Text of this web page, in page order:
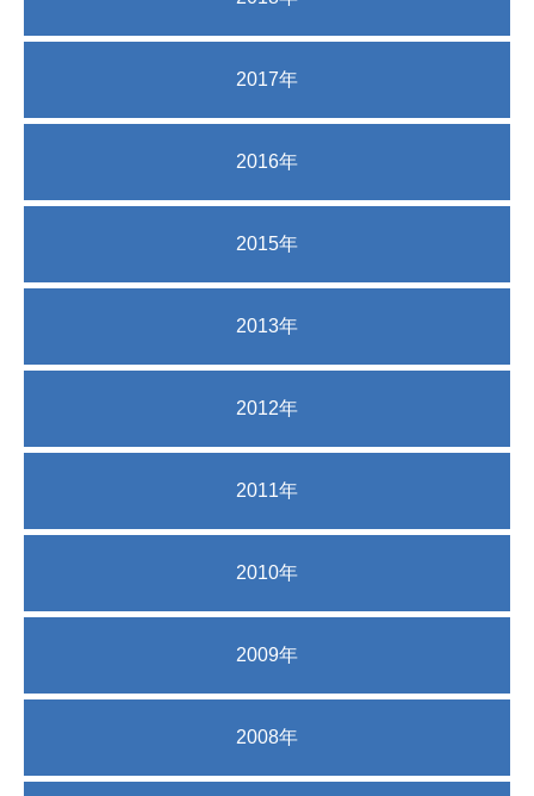
2017年
2016年
2015年
2013年
2012年
2011年
2010年
2009年
2008年